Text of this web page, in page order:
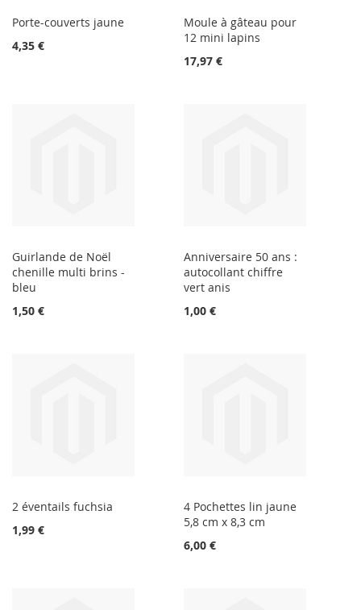
Porte-couverts jaune
4,35 €
Moule à gâteau pour
12 mini lapins
17,97 €
Guirlande de Noël
chenille multi brins -
bleu
1,50 €
Anniversaire 50 ans :
autocollant chiffre
vert anis
1,00 €
2 éventails fuchsia
1,99 €
4 Pochettes lin jaune
5,8 cm x 8,3 cm
6,00 €